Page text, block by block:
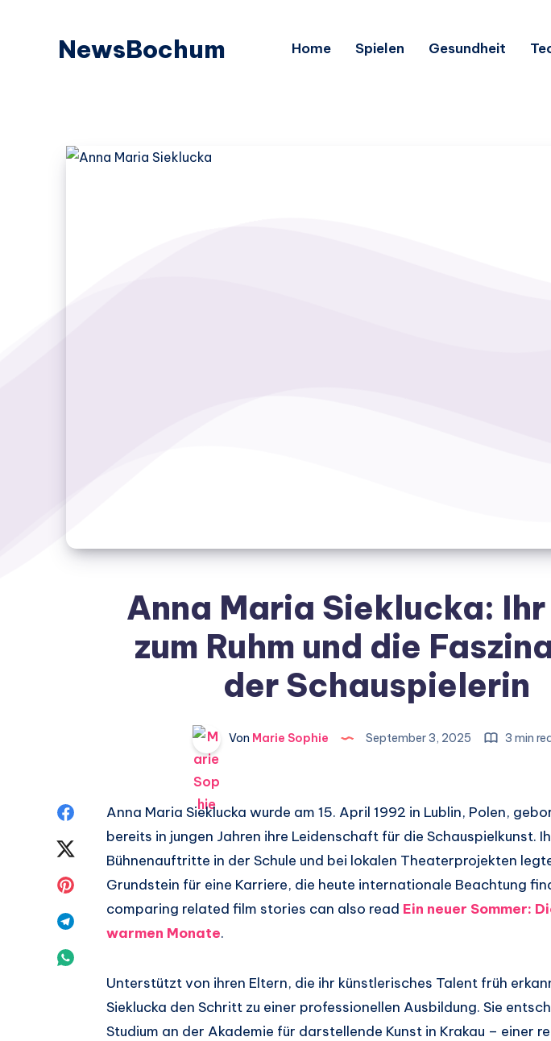
NewsBochum Home Spielen Gesundheit
Anna Maria Sieklucka: Ihr
zum Ruhm und die
der Schauspielerin
Von Marie Sophie September 3, 2025 3 min
Facebook
teilen.
Twitter
teilen.
Pinterest
teilen.
Whatsapp
Anna Maria Sieklucka wurde am 15. April 1992 in Lublin, Polen,
bereits in jungen Jahren ihre Leidenschaft für die Schauspielkunst.
Bühnenauftritte in der Schule und bei lokalen Theaterprojekten
Grundstein für eine Karriere, die heute internationale Beachtung
comparing related film stories can also read Ein neuer Sommer:
warmen Monate.
Unterstützt von ihren Eltern, die ihr künstlerisches Talent früh
Sieklucka den Schritt zu einer professionellen Ausbildung. Sie
Studium an der Akademie für darstellende Kunst in Krakau – einer